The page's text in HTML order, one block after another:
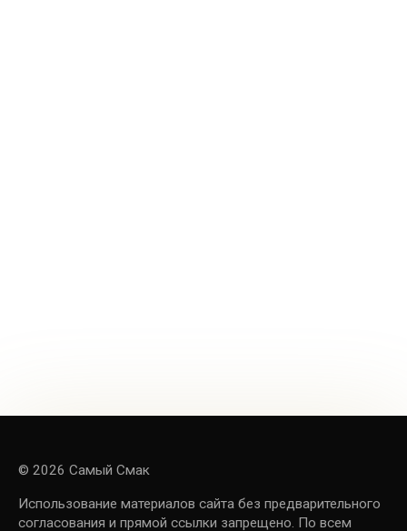
© 2026 Самый Смак
Использование материалов сайта без предварительного
согласования и прямой ссылки запрещено. По всем